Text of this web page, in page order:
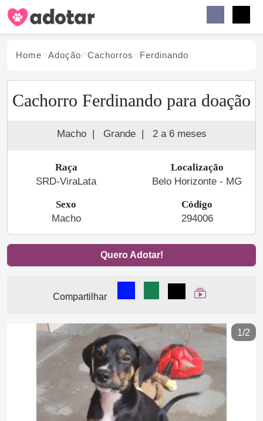
Home Adoção Cachorros Ferdinando
Cachorro Ferdinando para doação
Macho | Grande | 2 a 6 meses
Raça
SRD-ViraLata
Localização
Belo Horizonte - MG
Sexo
Macho
Código
294006
Quero Adotar!
Compartilhar
Compartilhar no Facebook
Compartilhar no
Compartilhar
Ver Web Story
1/2